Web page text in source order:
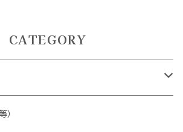
CATEGORY
）